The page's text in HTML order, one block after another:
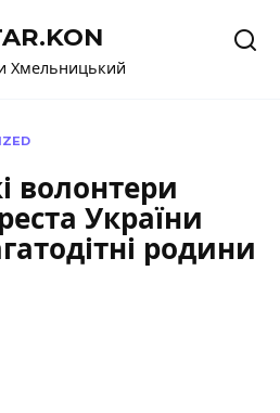
Хмельницький
волонтери
України
родини